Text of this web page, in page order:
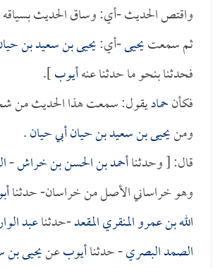
واقتص الحديث -أي: وساق الحديث بسياقه
ثم سمعتيحيى-أي:يحيى بن سعيد بن
فحدثنا بنحو ما حدثنا عنهأيوب].
فكأنحماديقول: سمعت هذا الحديث
ومنيحيى بن سعيد بن حيان أبي حيان.
قال: [ وحدثناأحمد بن الحسن بن خراش-
وهو خراساني الأصل من خراسان- حدثنا
الله بن عمرو المنقري المقعد-حدثناعبد
الصمد البصري- حدثناأيوبعنيحيى بن